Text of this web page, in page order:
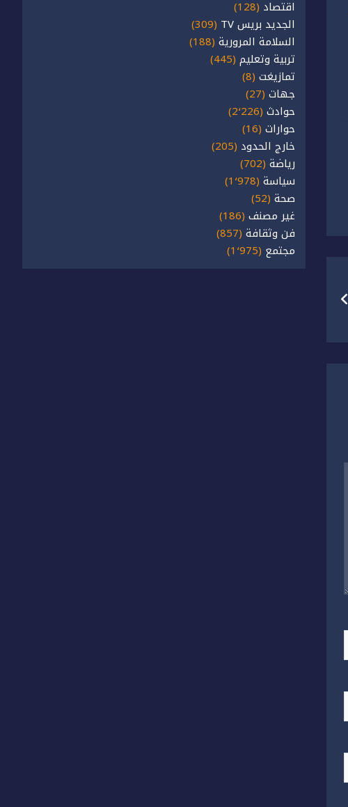
اقتصاد (128)
الجديد بريس TV
(309)
السلامة المرورية (188)
تربية وتعليم (445)
تمازيغت (8)
جهات (27)
حوادث (2٬226)
حوارات (16)
خارج الحدود (205)
رياضة (702)
سياسة (1٬978)
صحة (52)
غير مصنف (186)
فن وثقافة (857)
مجتمع (1٬975)